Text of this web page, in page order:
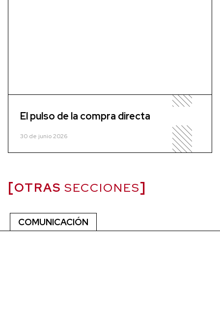
El pulso de la compra directa
30 de junio 2026
OTRAS SECCIONES
COMUNICACIÓN